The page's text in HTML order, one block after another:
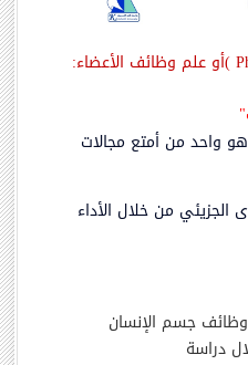
(أو علم وظائف الأعضاء:
"
واحد من أمتع مجالات
من خلال الأداء
جسم الإنسان
دراسة